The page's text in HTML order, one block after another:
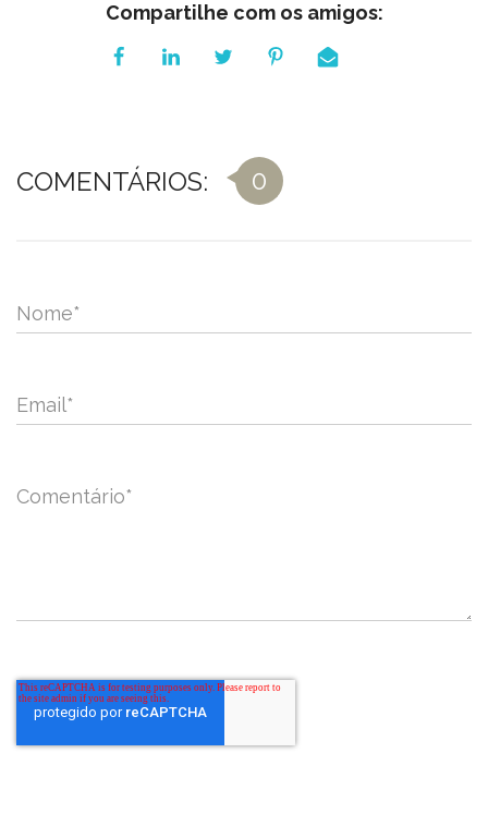
Compartilhe com os amigos:
COMENTÁRIOS: 0
Nome*
Email*
Comentário*